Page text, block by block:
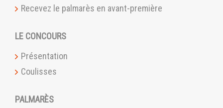
Recevez le palmarès en avant-première
LE CONCOURS
Présentation
Coulisses
PALMARÈS